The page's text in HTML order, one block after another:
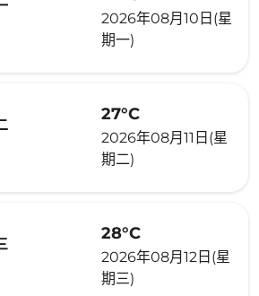
2026年08月10日(星
期一)
27°C
2026年08月11日(星
期二)
28°C
2026年08月12日(星
期三)